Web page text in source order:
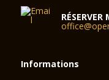
Informations